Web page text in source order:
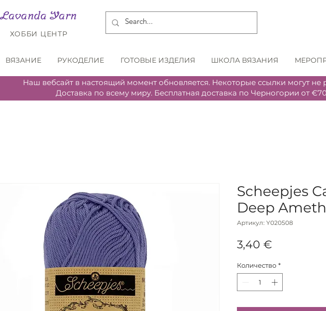
Lavanda Yarn
ХОББИ ЦЕНТР
ВЯЗАНИЕ РУКОДЕЛИЕ ГОТОВЫЕ ИЗДЕЛИЯ ШКОЛА ВЯЗАНИЯ
Наш вебсайт в настоящий момент обновляется. Некоторые ссылки могут не
Доставка по всему миру. Бесплатная доставка по Черногории от
Scheepjes
Deep
Артикул: Y020508
3,40 €
Количество *